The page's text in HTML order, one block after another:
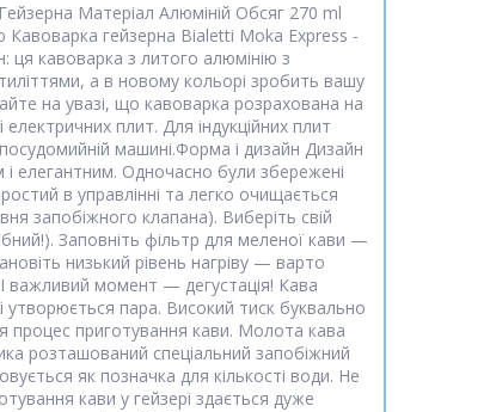
Матеріал Алюміній Обсяг 270 ml
гейзерна Bialetti Moka Express -
ця кавоварка з литого алюмінію з
а в новому кольорі зробить вашу
на увазі, що кавоварка розрахована на
плит. Для індукційних плит
машині.Форма і дизайн Дизайн
елегантним. Одночасно були збережені
в управлінні та легко очищається
запобіжного клапана). Виберіть свій
Заповніть фільтр для меленої кави —
низький рівень нагріву — варто
важливий момент — дегустація! Кава
утворюється пара. Високий тиск буквально
процес приготування кави. Молота кава
розташований спеціальний запобіжний
як позначка для кількості води. Не
кави у гейзері здається дуже